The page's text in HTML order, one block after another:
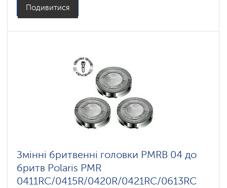
Подивитися
Змінні бритвенні головки PMRB 04 до
бритв Polaris PMR
0411RC/0415R/0420R/0421RC/0613RC